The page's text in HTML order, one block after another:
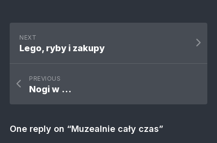
NEXT
Lego, ryby i zakupy
PREVIOUS
Nogi w …
One reply on “Muzealnie cały czas”